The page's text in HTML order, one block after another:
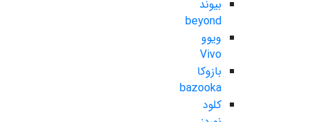
بیوند
beyond
ویوو
Vivo
بازوکا
bazooka
کلود